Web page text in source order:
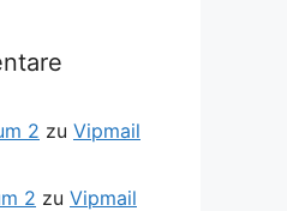
2 zu Vipmail
2 zu Vipmail